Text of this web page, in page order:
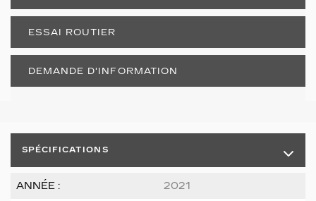
SPÉCIFICATIONS
ANNÉE : 2021
ESSAI ROUTIER
DEMANDE D'INFORMATION